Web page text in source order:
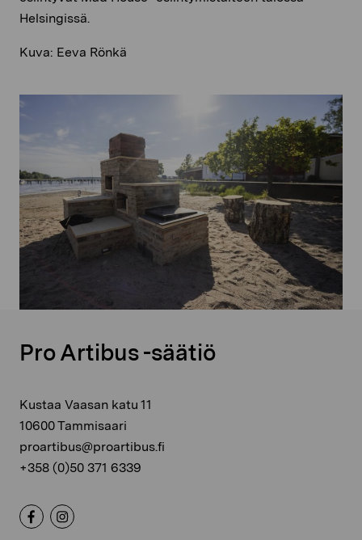
Helsingissä.
Kuva: Eeva Rönkä
Pro Artibus -säätiö
Kustaa Vaasan katu 11
10600 Tammisaari
proartibus@proartibus.fi
+358 (0)50 371 6339